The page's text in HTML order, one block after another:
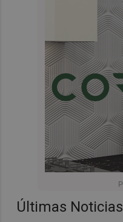
Últimas Noticias